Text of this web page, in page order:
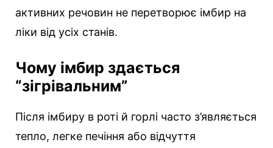
активних речовин не перетворює імбир на
ліки від усіх станів.
Чому імбир здається
“зігрівальним”
Після імбиру в роті й горлі часто з’являється
тепло, легке печіння або відчуття